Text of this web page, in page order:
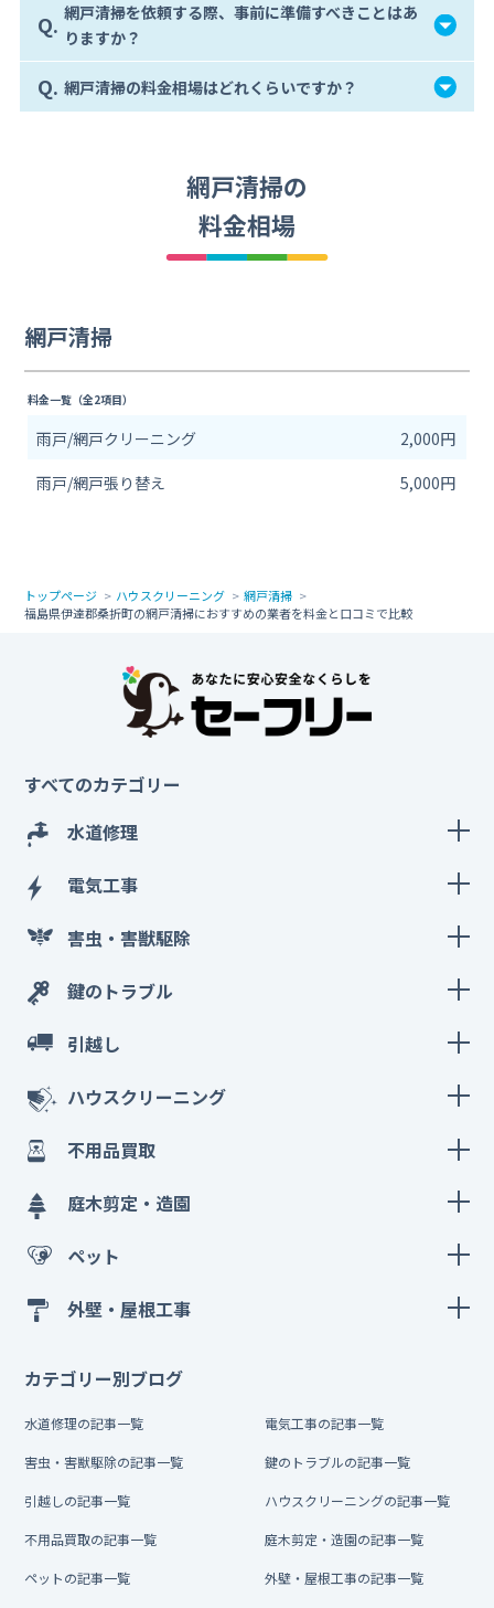
Q. 網戸清掃を依頼する際、事前に準備すべきことはあ
りますか？
Q. 網戸清掃の料金相場はどれくらいですか？
網戸清掃の
料金相場
網戸清掃
料金一覧（全2項目）
雨戸/網戸クリーニング
2,000円
雨戸/網戸張り替え
5,000円
トップページ ハウスクリーニング
網戸清掃
福島県伊達郡桑折町の網戸清掃におすすめの業者を料金と口コミで比較
すべてのカテゴリー
水道修理
電気工事
害虫・害獣駆除
鍵のトラブル
引越し
ハウスクリーニング
不用品買取
庭木剪定・造園
ペット
外壁・屋根工事
カテゴリー別ブログ
水道修理の記事一覧 電気工事の記事一覧
害虫・害獣駆除の記事一覧 鍵のトラブルの記事一覧
引越しの記事一覧 ハウスクリーニングの記事一覧
不用品買取の記事一覧 庭木剪定・造園の記事一覧
ペットの記事一覧 外壁・屋根工事の記事一覧